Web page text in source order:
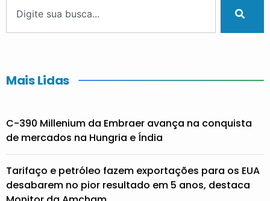
Mais Lidas
C-390 Millenium da Embraer avança na conquista
de mercados na Hungria e Índia
Tarifaço e petróleo fazem exportações para os EUA
desabarem no pior resultado em 5 anos, destaca